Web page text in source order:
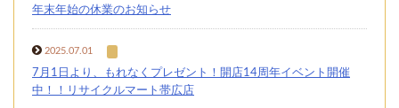
年末年始の休業のお知らせ
2025.07.01
7月1日より、もれなくプレゼント！開店14周年イベント開催
中！！リサイクルマート帯広店